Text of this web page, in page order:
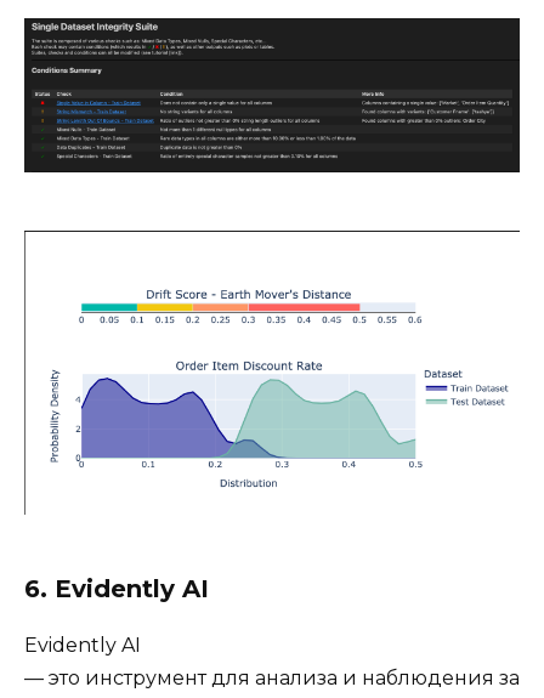
6. Evidently AI
Evidently AI
— это инструмент для анализа и наблюдения за